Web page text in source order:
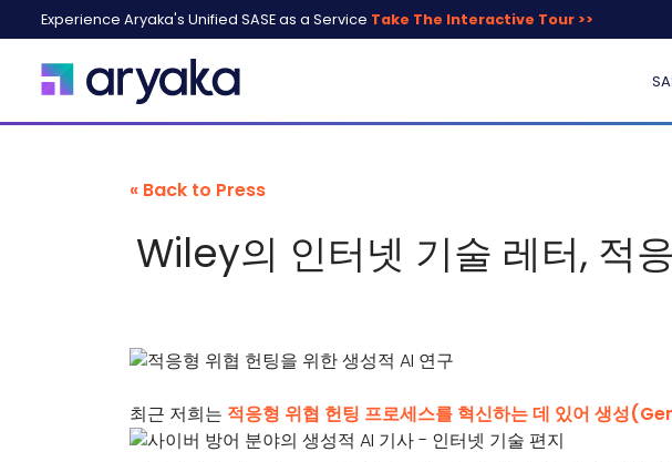
Experience Aryaka's Unified SASE as a Service Take The Interactive Tour >>
« Back to Press
Wiley의 인터넷 기술 레터, 적
최근 저희는 적응형 위협 헌팅 프로세스를 혁신하는 데 있어 생성